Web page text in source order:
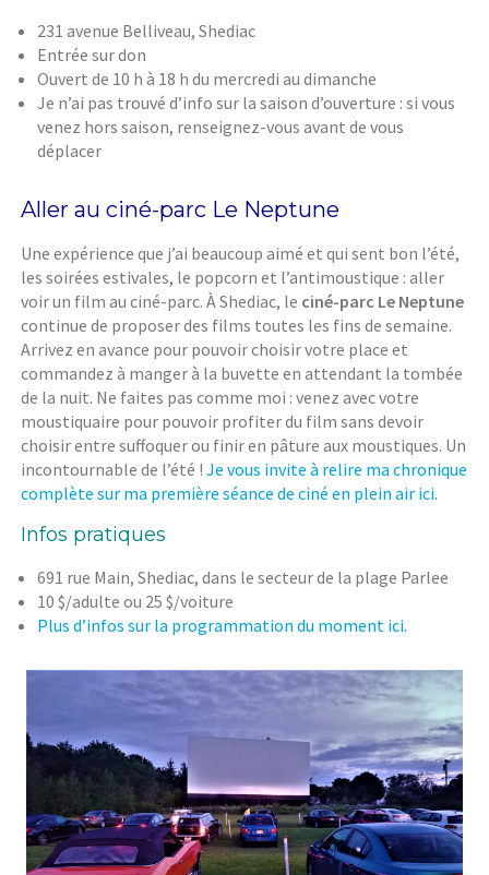
231 avenue Belliveau, Shediac
Entrée sur don
Ouvert de 10 h à 18 h du mercredi au dimanche
Je n’ai pas trouvé d’info sur la saison d’ouverture : si vous
venez hors saison, renseignez-vous avant de vous
déplacer
Aller au ciné-parc Le Neptune
Une expérience que j’ai beaucoup aimé et qui sent bon l’été,
les soirées estivales, le popcorn et l’antimoustique : aller
voir un film au ciné-parc. À Shediac, le ciné-parc Le Neptune
continue de proposer des films toutes les fins de semaine.
Arrivez en avance pour pouvoir choisir votre place et
commandez à manger à la buvette en attendant la tombée
de la nuit. Ne faites pas comme moi : venez avec votre
moustiquaire pour pouvoir profiter du film sans devoir
choisir entre suffoquer ou finir en pâture aux moustiques. Un
incontournable de l’été !Je vous invite à relire ma chronique
complète sur ma première séance de ciné en plein air ici.
Infos pratiques
691 rue Main, Shediac, dans le secteur de la plage Parlee
10 $/adulte ou 25 $/voiture
Plus d’infos sur la programmation du moment ici.